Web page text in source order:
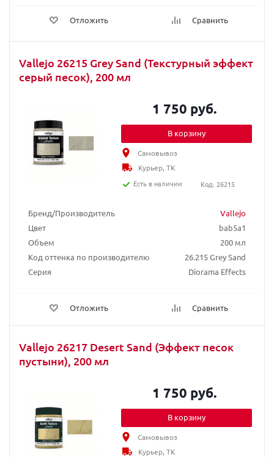
Отложить Сравнить
Vallejo 26215 Grey Sand (Текстурный эффект
серый песок), 200 мл
Бренд/Производитель
Vallejo
Цвет
bab5a1
Объем
200 мл
Код оттенка по производителю
26.215 Grey Sand
Серия
Diorama Effects
Отложить Сравнить
1 750 руб.
В корзину
Самовывоз
Курьер, ТК
Есть в наличии
Код: 26215
Vallejo 26217 Desert Sand (Эффект песок
пустыни), 200 мл
1 750 руб.
В корзину
Самовывоз
Курьер, ТК